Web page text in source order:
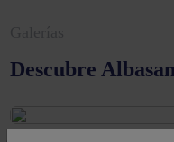
Descubre